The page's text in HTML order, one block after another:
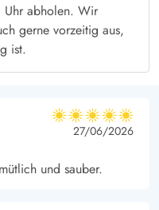
Uhr abholen. Wir
gerne vorzeitig aus,
ist.
5 von 5
5 von 5
5 out of 5
27/06/2026
und sauber.